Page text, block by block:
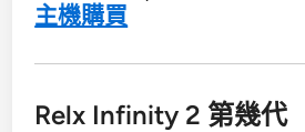
主機購買
Relx Infinity 2 第幾代